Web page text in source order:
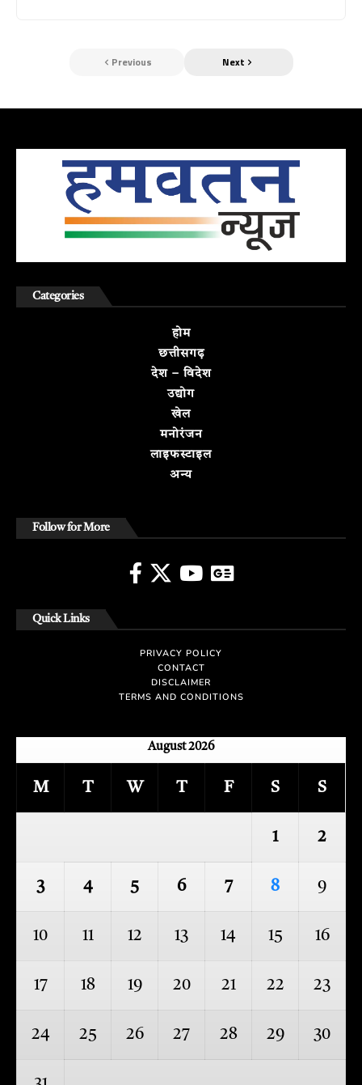
Previous Next
Categories
होम
छत्तीसगढ़
देश – विदेश
उद्योग
खेल
मनोरंजन
लाइफस्टाइल
अन्य
Follow for More
Quick Links
PRIVACY POLICY
CONTACT
DISCLAIMER
TERMS AND CONDITIONS
August 2026
M T W T F S S
1 2
3 4 5 6 7 8 9
10 11 12 13 14 15 16
17 18 19 20 21 22 23
24 25 26 27 28 29 30